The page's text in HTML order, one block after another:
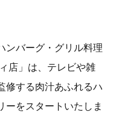
ンバーグ・グリル料理
店」は、テレビや雑
修する肉汁あふれるハ
ーをスタートいたしま